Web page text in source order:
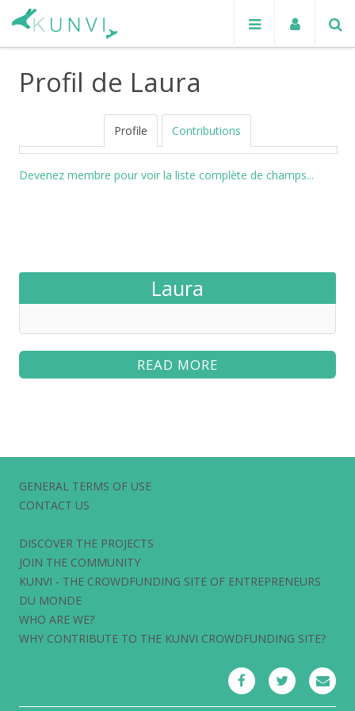
Profil de Laura
Profile Contributions
Devenez membre pour voir la liste complète de champs...
Laura
READ MORE
GENERAL TERMS OF USE
CONTACT US
DISCOVER THE PROJECTS
JOIN THE COMMUNITY
KUNVI - THE CROWDFUNDING SITE OF ENTREPRENEURS
DU MONDE
WHO ARE WE?
WHY CONTRIBUTE TO THE KUNVI CROWDFUNDING SITE?